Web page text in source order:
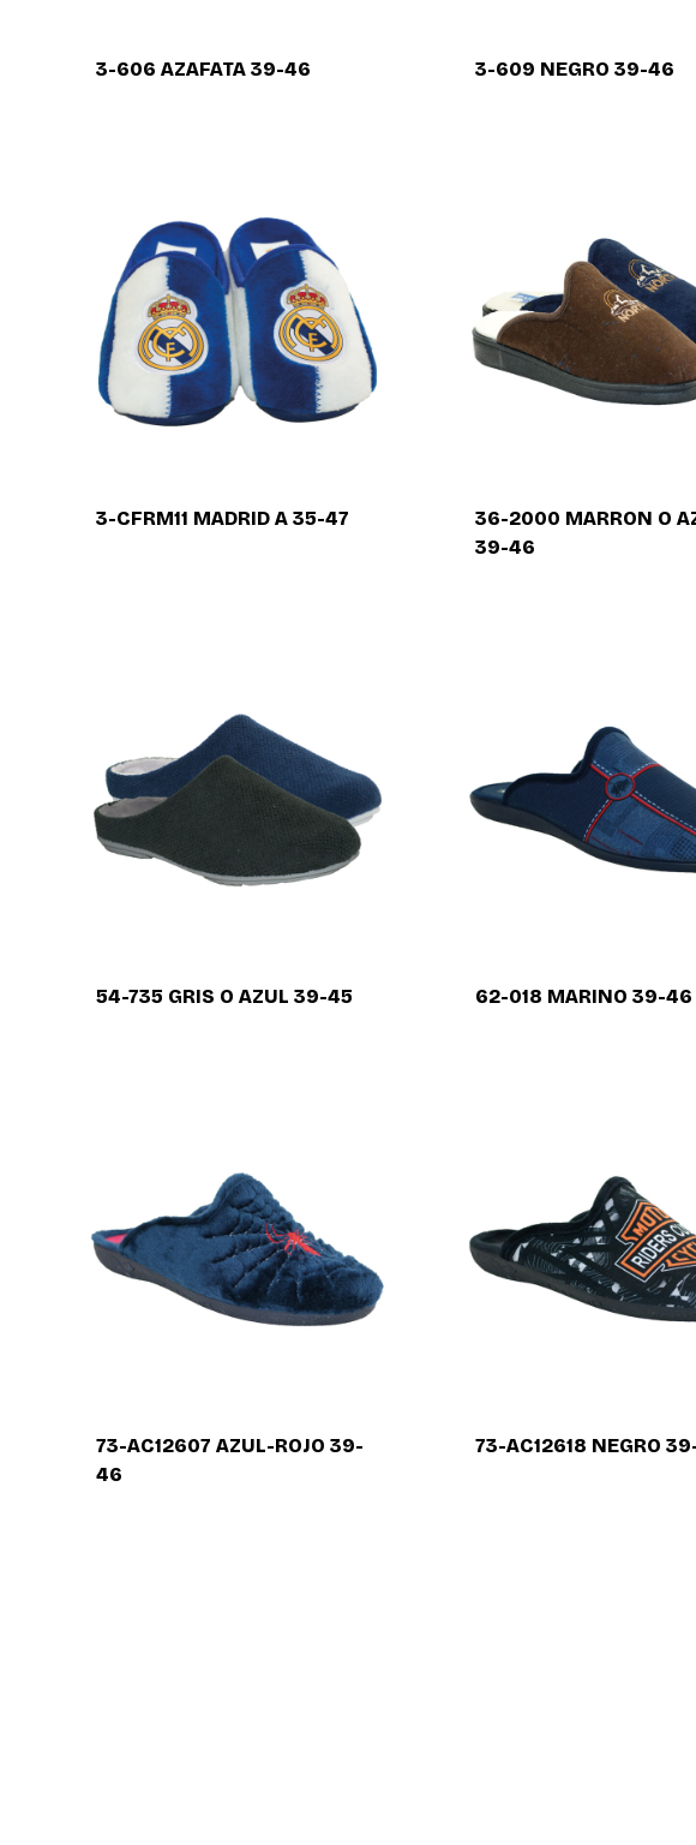
3-606 AZAFATA 39-46 3-609 NEGRO 39-46
3-CFRM11 MADRID A 35-47
36-2000 MARRON O
39-46
54-735 GRIS O AZUL 39-45 62-018 MARINO 39-46
73-AC12607 AZUL-ROJO 39-
46
73-AC12618 NEGRO